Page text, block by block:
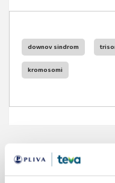
downov sindrom
kromosomi
VEZANI SADRŽAJ